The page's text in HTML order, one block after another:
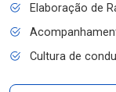
Elaboração de
Cultura de